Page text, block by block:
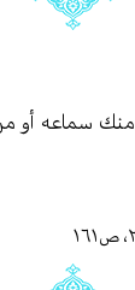
سماعه أو
، ص١٦١